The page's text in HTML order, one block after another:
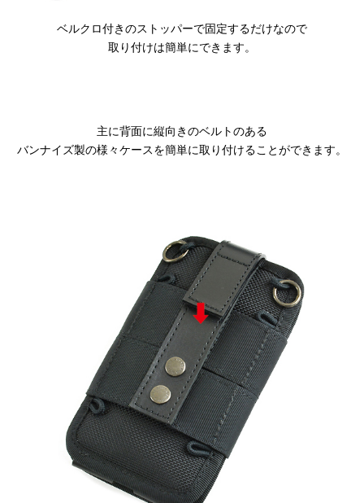
ベルクロ付きのストッパーで固定するだけなので
取り付けは簡単にできます。
主に背面に縦向きのベルトのある
バンナイズ製の様々ケースを簡単に取り付けることができます。